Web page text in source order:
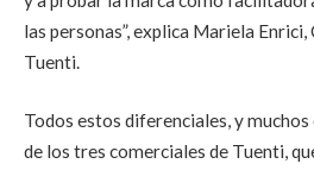
las personas”, explica Mariela
Tuenti.
Todos estos diferenciales, y
de los tres comerciales de Tuenti,